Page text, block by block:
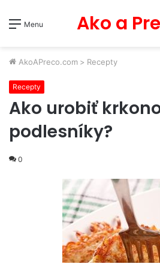
Menu Ako a
AkoAPreco.com > Recepty
Recepty
Ako urobiť
podlesníky?
0